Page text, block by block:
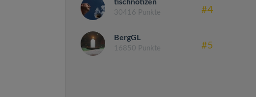
tischnotizen
30416 Punkte #4
BergGL
16850 Punkte #5